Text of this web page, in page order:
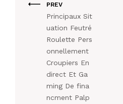
PREV
Principaux Sit
uation Feutré
Roulette Pers
onnellement
Croupiers En
direct Et Ga
ming De fina
ncment Palp